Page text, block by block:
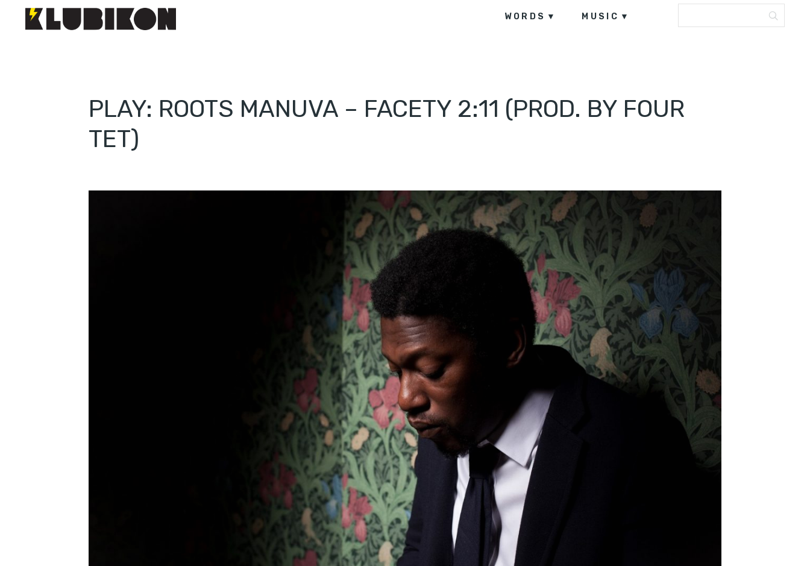
WORDS MUSIC
PLAY: ROOTS MANUVA – FACETY 2:11 (PROD. BY FOUR
TET)